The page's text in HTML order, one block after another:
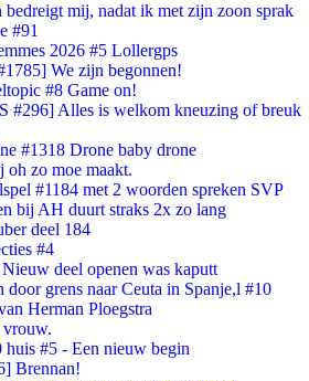
mij, nadat ik met zijn zoon sprak
#91
2026 #5 Lollergps
We zijn begonnen!
#8 Game on!
#296] Alles is welkom kneuzing of breuk
#1318 Drone baby drone
oh zo moe maakt.
#1184 met 2 woorden spreken SVP
bij AH duurt straks 2x zo lang
deel 184
#4
deel openen was kaputt
door grens naar Ceuta in Spanje,l #10
Herman Ploegstra
vrouw.
huis #5 - Een nieuw begin
Brennan!